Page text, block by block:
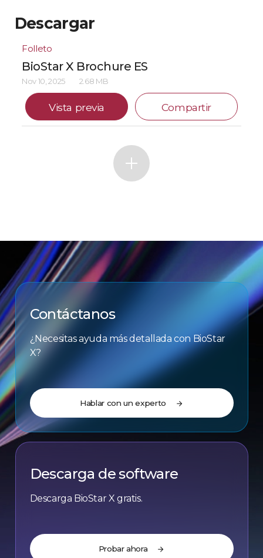
Descargar
Folleto
BioStar X Brochure ES
Nov 10, 2025 2.68 MB
Vista previa Compartir
Contáctanos
¿Necesitas ayuda más detallada con BioStar
X?
Hablar con un experto arrow_forward
Descarga de software
Descarga BioStar X gratis.
Probar ahora arrow_forward